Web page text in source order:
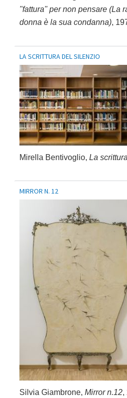
"fattura" per non pensare (La
donna è la sua condanna),
LA SCRITTURA DEL SILENZIO
Mirella Bentivoglio, La
MIRROR N. 12
Silvia Giambrone, Mirror n.12,